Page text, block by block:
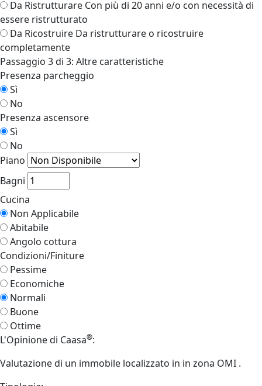
Da Ristrutturare Con più di 20 anni e/o con necessità di
essere ristrutturato
Da Ricostruire Da ristrutturare o ricostruire
completamente
Passaggio 3 di 3: Altre caratteristiche
Presenza parcheggio
Sì
No
Presenza ascensore
Sì
No
Piano
Bagni
Cucina
Non Applicabile
Abitabile
Angolo cottura
Condizioni/Finiture
Pessime
Economiche
Normali
Buone
Ottime
L'Opinione di Caasa®:
Valutazione di un immobile localizzato in in zona OMI .